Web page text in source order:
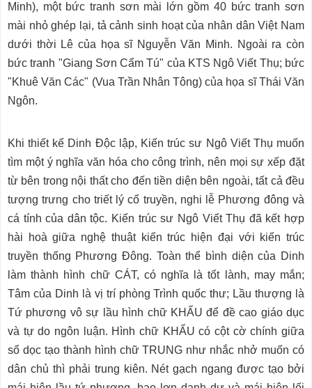
Minh), một bức tranh sơn mài lớn gồm 40 bức tranh sơn
mài nhỏ ghép lại, tả cảnh sinh hoạt của nhân dân Việt Nam
dưới thời Lê của họa sĩ Nguyễn Văn Minh. Ngoài ra còn
bức tranh "Giang Sơn Cẩm Tú" của KTS Ngô Viết Thụ; bức
"Khuê Văn Các" (Vua Trần Nhân Tông) của họa sĩ Thái Văn
Ngôn.
Khi thiết kế Dinh Ðộc lập, Kiến trúc sư Ngô Viết Thụ muốn
tìm một ý nghĩa văn hóa cho công trình, nên mọi sự xếp đặt
từ bên trong nội thất cho đến tiền diện bên ngoài, tất cả đều
tượng trưng cho triết lý cổ truyền, nghi lễ Phương đông và
cá tính của dân tộc. Kiến trúc sư Ngô Viết Thụ đã kết hợp
hài hoà giữa nghệ thuật kiến trúc hiện đại với kiến trúc
truyền thống Phương Ðông. Toàn thể bình diện của Dinh
làm thành hình chữ CÁT, có nghĩa là tốt lành, may mắn;
Tâm của Dinh là vị trí phòng Trình quốc thư; Lầu thượng là
Tứ phương vô sự lầu hình chữ KHẨU để đề cao giáo dục
và tự do ngôn luận. Hình chữ KHẨU có cột cờ chính giữa
sổ dọc tạo thành hình chữ TRUNG như nhắc nhở muốn có
dân chủ thì phải trung kiên. Nét gạch ngang được tạo bởi